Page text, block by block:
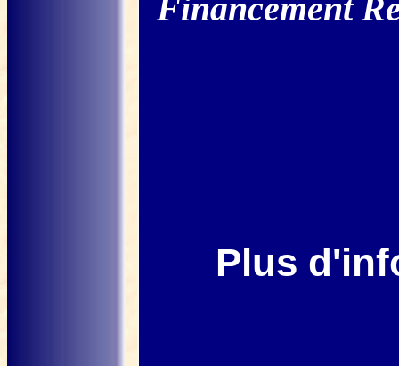
Financement
Plus d'